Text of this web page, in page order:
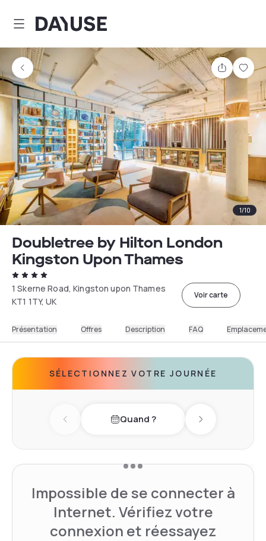
Dayuse
Partager
1/10
Doubletree by Hilton London
Kingston Upon Thames
1 Skerne Road, Kingston upon Thames
KT1 1TY, UK
Voir carte
Présentation Offres Description FAQ
SÉLECTIONNEZ VOTRE JOURNÉE
Previous dayQuand ? Next day
Impossible de se connecter à
Internet. Vérifiez votre
connexion et réessayez